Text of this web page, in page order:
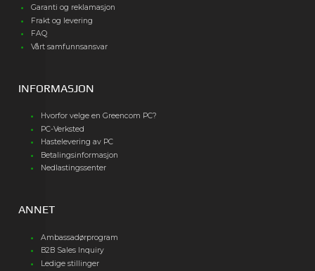
Garanti og reklamasjon
Frakt og levering
FAQ
Vårt samfunnsansvar
INFORMASJON
Hvorfor velge en Greencom PC?
PC-Verksted
Hastelevering av PC
Betalingsinformasjon
Nedlastingssenter
ANNET
Ambassadørprogram
B2B Sales Inquiry
Ledige stillinger